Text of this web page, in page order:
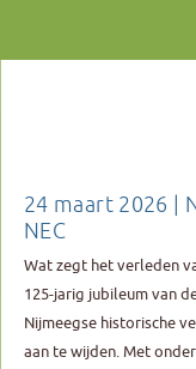
24 maart 2026 |
NEC
Wat zegt het verleden
125-jarig jubileum van
Nijmeegse historische
aan te wijden. Met